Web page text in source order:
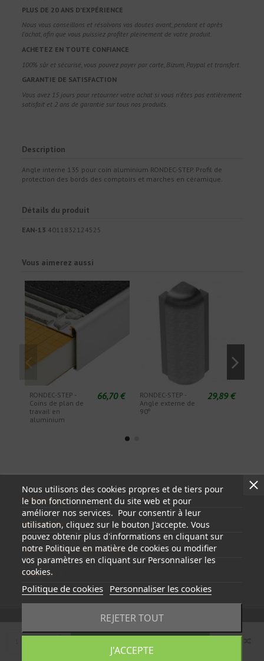
PLUS DE 20 ANS D'EXPÉRIENCE
Nous vous conseillons et résolvons vos doutes avant, pendant et après
l'achat, afin que vous puissiez profiter pleinement de votre produit.
ACHETEZ EN TOUTE CONFIANCE
100% sûr et sécurisé, vous pouvez payer par carte, Bizum, Paypal et transfert.
GARANTIE DE SATISFACTION
Vous avez 15 jours pour retourner votre achat si vous n'êtes pas entièrement
satisfait et 2 ans de garantie sur tous nos produits.
Description
Angle interne 135 pour coin aluminium RONDEC-STEP. Profil de
protection des bords des comptoirs et marches en céramique.
Détails du produit
EAN-13 4011832124525
Vous aimerez aussi
RONDEC-STEP -
Coins de plan de
travail en
aluminium
66,70 €
RONDEC-STEP -
Angle externe de
90º
29,89 €
Nous utilisons des cookies propres et de tiers pour
le bon fonctionnement du site web et pour
améliorer nos services. Pour consentir à leur
utilisation, cliquez sur le bouton J'accepte. Vous
pouvez obtenir plus d'informations en cliquant sur
notre Politique en matière de cookies ou modifier
vos paramètres en cliquant sur Personnaliser les
cookies.
Politique de cookies Personnaliser les cookies
REJETER TOUT
J'ACCEPTE
Informations
Mon compte
Informations sur votre boutique
Follow us
Teidata